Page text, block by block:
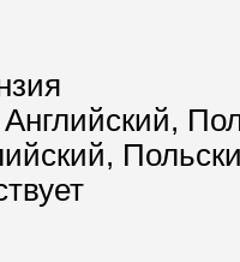
Английский,